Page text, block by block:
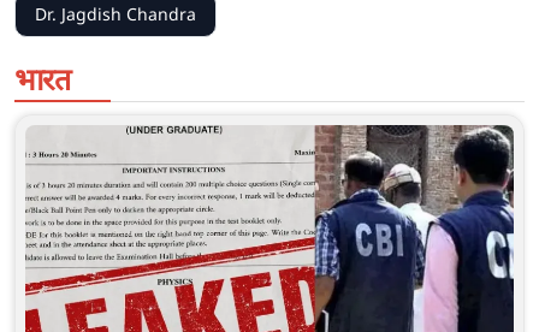
Dr. Jagdish Chandra
भारत